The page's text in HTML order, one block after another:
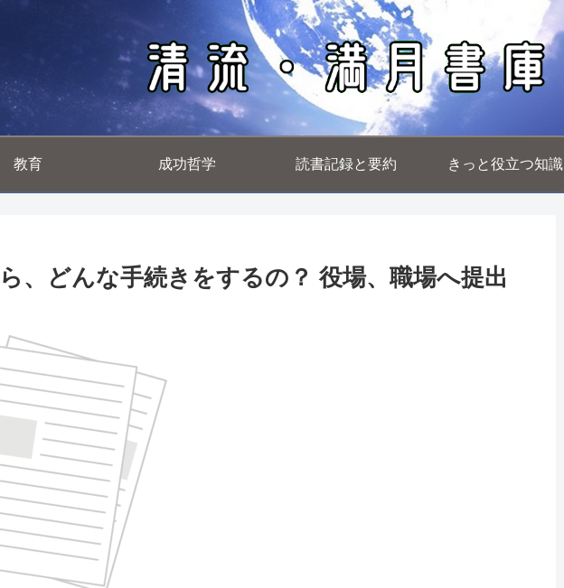
教育 成功哲学 読書記録と要約 きっと役立つ知識
、どんな手続きをするの？ 役場、職場へ提出